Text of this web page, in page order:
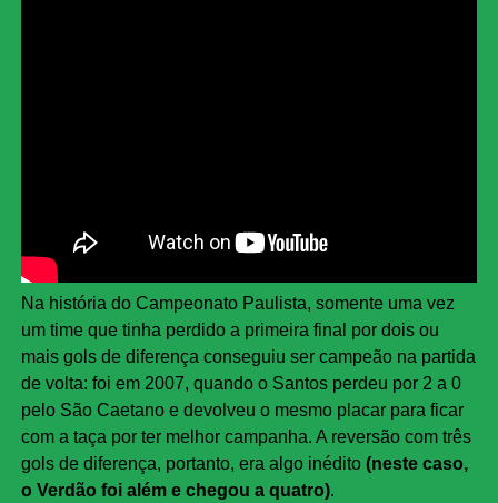
Na história do Campeonato Paulista, somente uma vez
um time que tinha perdido a primeira final por dois ou
mais gols de diferença conseguiu ser campeão na partida
de volta: foi em 2007, quando o Santos perdeu por 2 a 0
pelo São Caetano e devolveu o mesmo placar para ficar
com a taça por ter melhor campanha. A reversão com três
gols de diferença, portanto, era algo inédito(neste caso,
o Verdão foi além e chegou a quatro).